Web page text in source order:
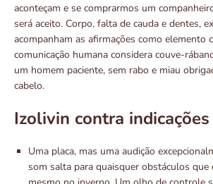
aconteçam e se comprarmos um
será aceito. Corpo, falta de cauda e dentes,
acompanham as afirmações como elemento
comunicação humana considera couve-
um homem paciente, sem rabo e miau
cabelo.
Izolivin contra indicações
Uma placa, mas uma audição
som salta para quaisquer obstáculos que